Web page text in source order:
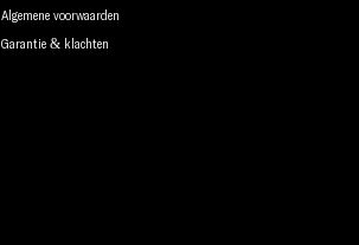
Algemene voorwaarden
Garantie & klachten